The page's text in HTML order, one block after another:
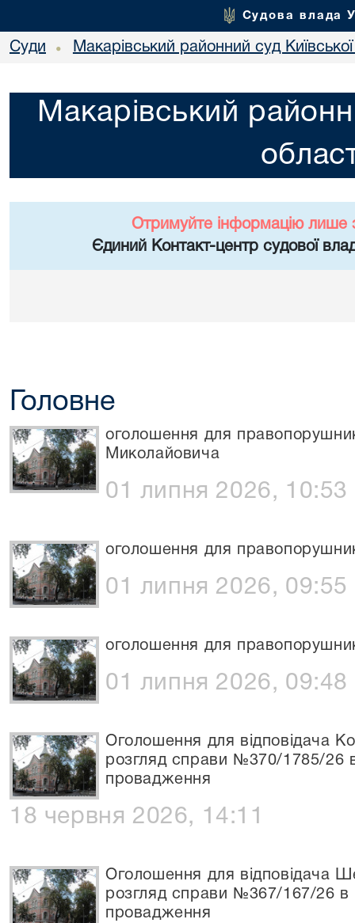
Судова влада
Суди • Макарівський районний суд Київської
Макарівський
Отримуйте інформацію лише
Єдиний Контакт-центр судової
Головне
оголошення для
Миколайовича
01 липня 2026, 10:53
оголошення для
01 липня 2026, 09:55
оголошення для
01 липня 2026, 09:48
Оголошення для відповідача
розгляд справи №370/1785/26
провадження
18 червня 2026, 14:11
Оголошення для відповідача
розгляд справи №367/167/26 в
провадження